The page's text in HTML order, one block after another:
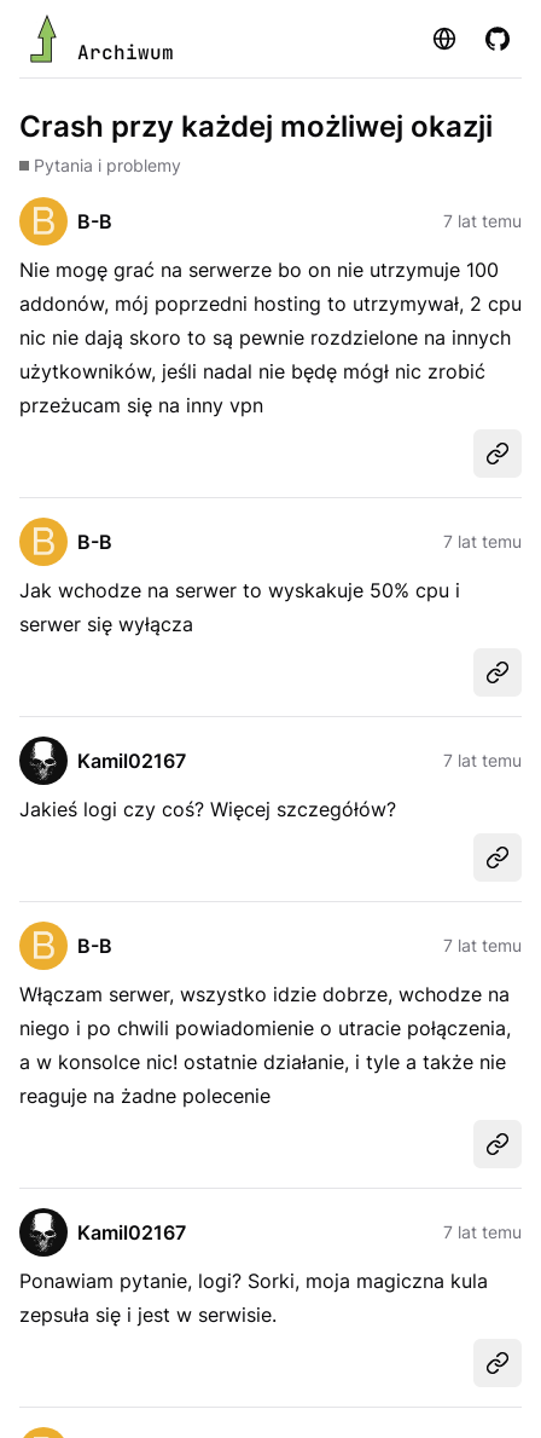
Archiwum Strona
Crash przy każdej możliwej okazji
Pytania i problemy
B-B 7 lat temu
Nie mogę grać na serwerze bo on nie utrzymuje 100
addonów, mój poprzedni hosting to utrzymywał, 2 cpu
nic nie dają skoro to są pewnie rozdzielone na innych
użytkowników, jeśli nadal nie będę mógł nic zrobić
przeżucam się na inny vpn
B-B 7 lat temu
Jak wchodze na serwer to wyskakuje 50% cpu i
serwer się wyłącza
Kamil02167 7 lat temu
Jakieś logi czy coś? Więcej szczegółów?
B-B 7 lat temu
Włączam serwer, wszystko idzie dobrze, wchodze na
niego i po chwili powiadomienie o utracie połączenia,
a w konsolce nic! ostatnie działanie, i tyle a także nie
reaguje na żadne polecenie
Kamil02167 7 lat temu
Ponawiam pytanie, logi? Sorki, moja magiczna kula
zepsuła się i jest w serwisie.